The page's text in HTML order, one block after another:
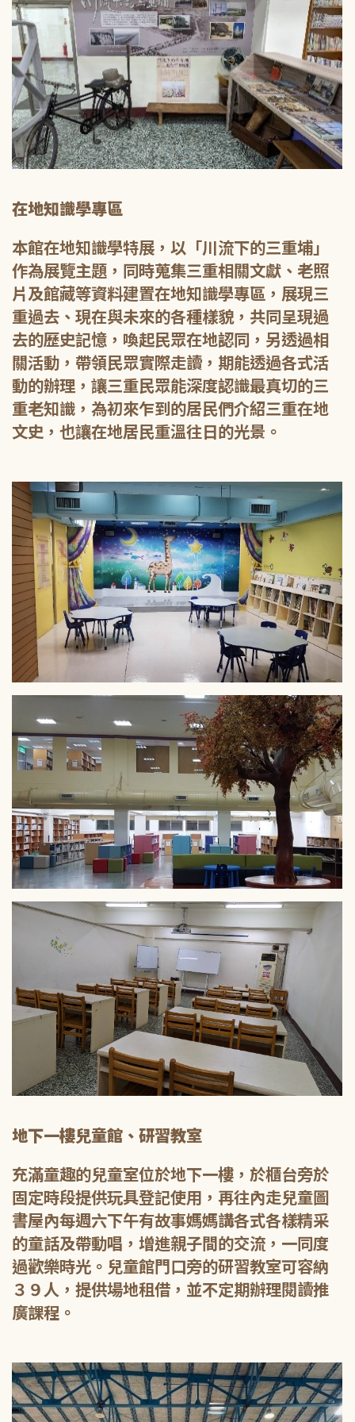
在地知識學專區
本館在地知識學特展，以「川流下的三重埔」
作為展覽主題，同時蒐集三重相關文獻、老照
片及館藏等資料建置在地知識學專區，展現三
重過去、現在與未來的各種樣貌，共同呈現過
去的歷史記憶，喚起民眾在地認同，另透過相
關活動，帶領民眾實際走讀，期能透過各式活
動的辦理，讓三重民眾能深度認識最真切的三
重老知識，為初來乍到的居民們介紹三重在地
文史，也讓在地居民重溫往日的光景。
地下一樓兒童館、研習教室
充滿童趣的兒童室位於地下一樓，於櫃台旁於
固定時段提供玩具登記使用，再往內走兒童圖
書屋內每週六下午有故事媽媽講各式各樣精采
的童話及帶動唱，增進親子間的交流，一同度
過歡樂時光。兒童館門口旁的研習教室可容納
３９人，提供場地租借，並不定期辦理閱讀推
廣課程。